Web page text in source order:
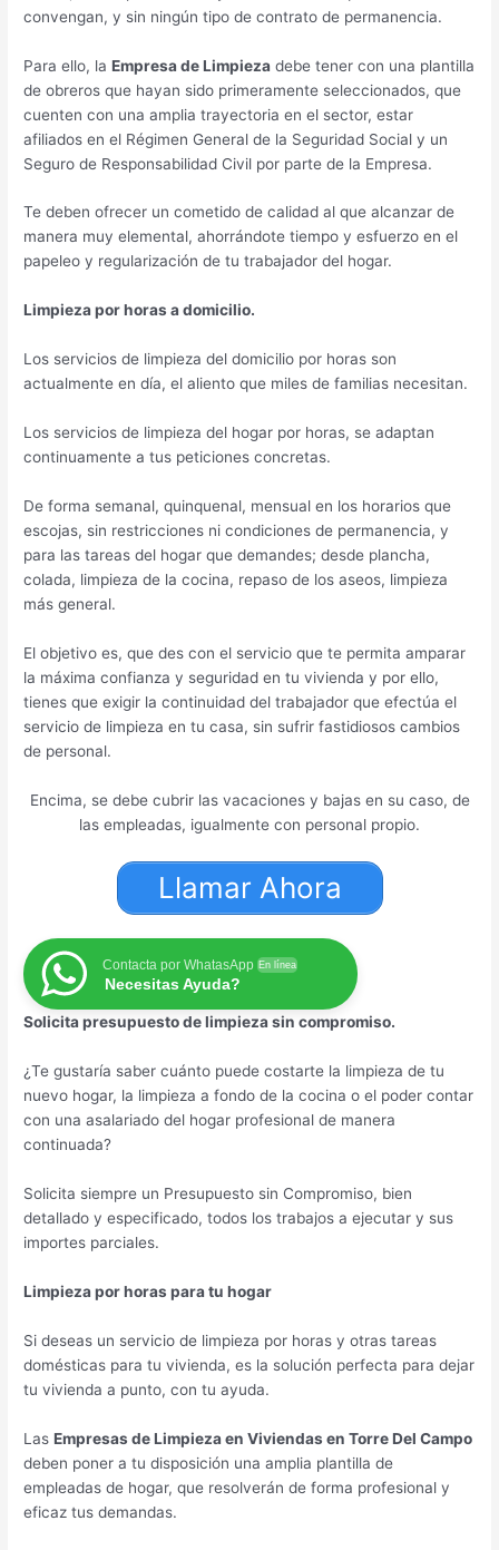
convengan, y sin ningún tipo de contrato de permanencia.
Para ello, laEmpresa de Limpieza debe tener con una plantilla
de obreros que hayan sido primeramente seleccionados, que
cuenten con una amplia trayectoria en el sector, estar
afiliados en el Régimen General de la Seguridad Social y un
Seguro de Responsabilidad Civil por parte de la Empresa.
Te deben ofrecer un cometido de calidad al que alcanzar de
manera muy elemental, ahorrándote tiempo y esfuerzo en el
papeleo y regularización de tu trabajador del hogar.
Limpieza por horas a domicilio.
Los servicios de limpieza del domicilio por horas son
actualmente en día, el aliento que miles de familias necesitan.
Los servicios de limpieza del hogar por horas, se adaptan
continuamente a tus peticiones concretas.
De forma semanal, quinquenal, mensual en los horarios que
escojas, sin restricciones ni condiciones de permanencia, y
para las tareas del hogar que demandes; desde plancha,
colada, limpieza de la cocina, repaso de los aseos, limpieza
más general.
El objetivo es, que des con el servicio que te permita amparar
la máxima confianza y seguridad en tu vivienda y por ello,
tienes que exigir la continuidad del trabajador que efectúa el
servicio de limpieza en tu casa, sin sufrir fastidiosos cambios
de personal.
Encima, se debe cubrir las vacaciones y bajas en su caso, de
las empleadas, igualmente con personal propio.
Llamar Ahora
Contacta por WhatasApp En línea
Necesitas Ayuda?
Solicita presupuesto de limpieza sin compromiso.
¿Te gustaría saber cuánto puede costarte la limpieza de tu
nuevo hogar, la limpieza a fondo de la cocina o el poder contar
con una asalariado del hogar profesional de manera
continuada?
Solicita siempre un Presupuesto sin Compromiso, bien
detallado y especificado, todos los trabajos a ejecutar y sus
importes parciales.
Limpieza por horas para tu hogar
Si deseas un servicio de limpieza por horas y otras tareas
domésticas para tu vivienda, es la solución perfecta para dejar
tu vivienda a punto, con tu ayuda.
LasEmpresas de Limpieza en Viviendas en Torre Del Campo
deben poner a tu disposición una amplia plantilla de
empleadas de hogar, que resolverán de forma profesional y
eficaz tus demandas.